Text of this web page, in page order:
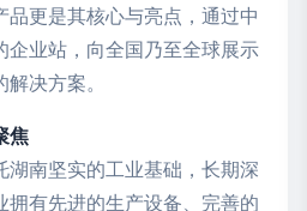
品更是其核心与亮点，通过中
企业站，向全国乃至全球展示
决方案。
焦
湖南坚实的工业基础，长期深
拥有先进的生产设备、完善的